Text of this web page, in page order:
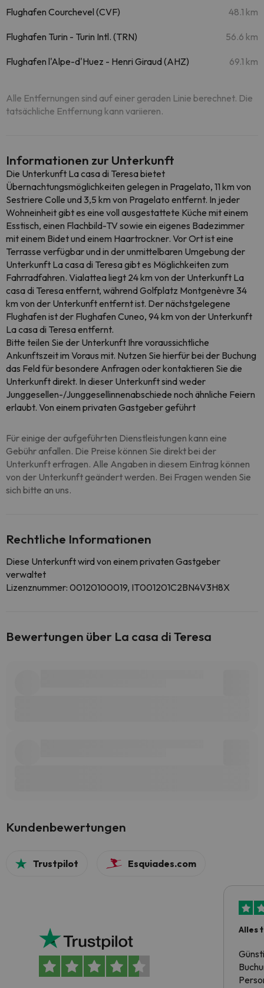
Flughafen Courchevel (CVF) 48.1 km
Flughafen Turin - Turin Intl. (TRN) 56.6 km
Flughafen l'Alpe-d'Huez - Henri Giraud (AHZ) 69.1 km
Alle Entfernungen sind auf einer geraden Linie berechnet. Die
tatsächliche Entfernung kann variieren.
Informationen zur Unterkunft
Die Unterkunft La casa di Teresa bietet
Übernachtungsmöglichkeiten gelegen in Pragelato, 11 km von
Sestriere Colle und 3,5 km von Pragelato entfernt. In jeder
Wohneinheit gibt es eine voll ausgestattete Küche mit einem
Esstisch, einen Flachbild-TV sowie ein eigenes Badezimmer
mit einem Bidet und einem Haartrockner. Vor Ort ist eine
Terrasse verfügbar und in der unmittelbaren Umgebung der
Unterkunft La casa di Teresa gibt es Möglichkeiten zum
Fahrradfahren. Vialattea liegt 24 km von der Unterkunft La
casa di Teresa entfernt, während Golfplatz Montgenèvre 34
km von der Unterkunft entfernt ist. Der nächstgelegene
Flughafen ist der Flughafen Cuneo, 94 km von der Unterkunft
La casa di Teresa entfernt.
Bitte teilen Sie der Unterkunft Ihre voraussichtliche
Ankunftszeit im Voraus mit. Nutzen Sie hierfür bei der Buchung
das Feld für besondere Anfragen oder kontaktieren Sie die
Unterkunft direkt. In dieser Unterkunft sind weder
Junggesellen-/Junggesellinnenabschiede noch ähnliche Feiern
erlaubt. Von einem privaten Gastgeber geführt
Für einige der aufgeführten Dienstleistungen kann eine
Gebühr anfallen. Die Preise können Sie direkt bei der
Unterkunft erfragen. Alle Angaben in diesem Eintrag können
von der Unterkunft geändert werden. Bei Fragen wenden Sie
sich bitte an uns.
Rechtliche Informationen
Diese Unterkunft wird von einem privaten Gastgeber
verwaltet
Lizenznummer: 00120100019, IT001201C2BN4V3H8X
Bewertungen über La casa di Teresa
Kundenbewertungen
Trustpilot Esquiades.com
Alles